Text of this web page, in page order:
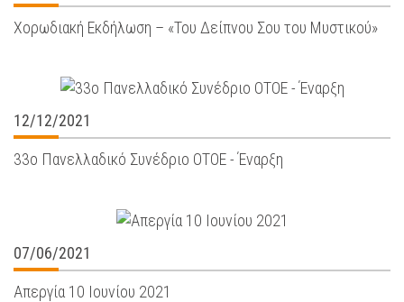
Χορωδιακή Εκδήλωση – «Του Δείπνου Σου του Μυστικού»
12/12/2021
33ο Πανελλαδικό Συνέδριο ΟΤΟΕ - Έναρξη
07/06/2021
Απεργία 10 Ιουνίου 2021